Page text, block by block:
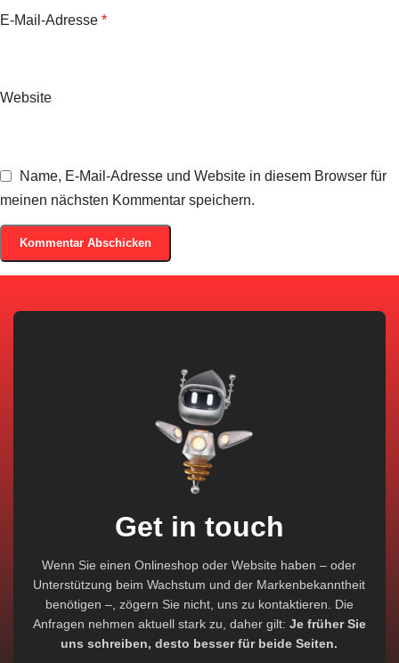
E-Mail-Adresse *
Website
Name, E-Mail-Adresse und Website in diesem Browser für
meinen nächsten Kommentar speichern.
Get in touch
Wenn Sie einen Onlineshop oder Website haben – oder
Unterstützung beim Wachstum und der Markenbekanntheit
benötigen –, zögern Sie nicht, uns zu kontaktieren. Die
Anfragen nehmen aktuell stark zu, daher gilt: Je früher Sie
uns schreiben, desto besser für beide Seiten.